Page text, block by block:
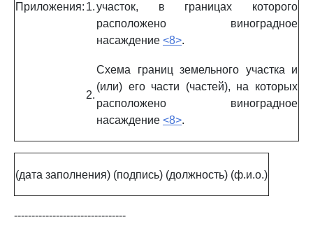
Приложения: 1.участок, в границах которого
расположено виноградное
насаждение <8>.
2.
Схема границ земельного участка и
(или) его части (частей), на которых
расположено виноградное
насаждение <8>.
(дата заполнения) (подпись) (должность) (ф.и.о.)
--------------------------------